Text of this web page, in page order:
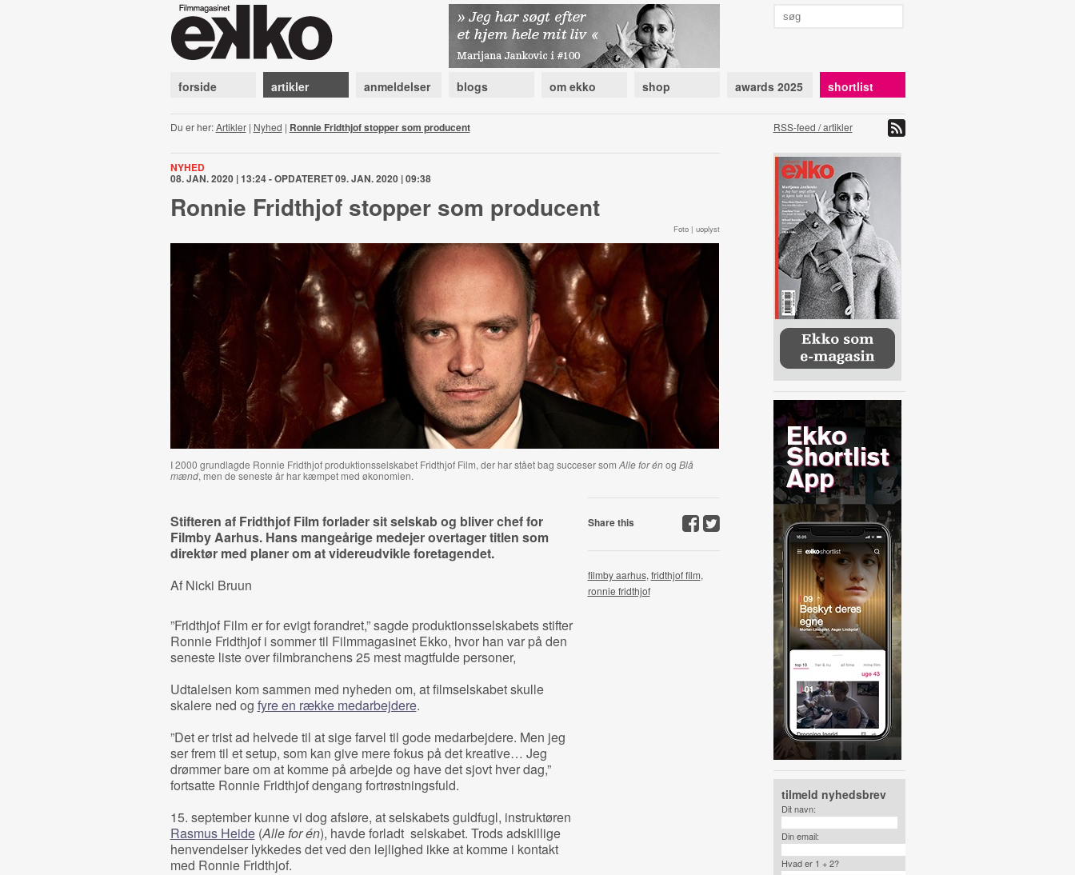
forside artikler anmeldelser blogs om ekko shop awards 2025 shortlist
Du er her:Artikler| Nyhed | Ronnie Fridthjof stopper som producent RSS-feed / artikler
NYHED
08. JAN. 2020 | 13:24 - OPDATERET 09. JAN. 2020 | 09:38
Ronnie Fridthjof stopper som producent
Foto | uoplyst
I 2000 grundlagde Ronnie Fridthjof produktionsselskabet Fridthjof Film, der har stået bag succeser som Alle for énog Blå
mænd, men de seneste år har kæmpet med økonomien.
Stifteren af Fridthjof Film forlader sit selskab og bliver chef for
Filmby Aarhus. Hans mangeårige medejer overtager titlen som
direktør med planer om at videreudvikle foretagendet.
Af Nicki Bruun
”Fridthjof Film er for evigt forandret,” sagde produktionsselskabets stifter
Ronnie Fridthjof i sommer til Filmmagasinet Ekko, hvor han var på den
seneste liste over filmbranchens 25 mest magtfulde personer,
Udtalelsen kom sammen med nyheden om, at filmselskabet skulle
skalere ned og fyre en række medarbejdere.
”Det er trist ad helvede til at sige farvel til gode medarbejdere. Men jeg
ser frem til et setup, som kan give mere fokus på det kreative… Jeg
drømmer bare om at komme på arbejde og have det sjovt hver dag,”
fortsatte Ronnie Fridthjof dengang fortrøstningsfuld.
15. september kunne vi dog afsløre, at selskabets guldfugl, instruktøren
Rasmus Heide(Alle for én), havde forladt selskabet. Trods adskillige
henvendelser lykkedes det ved den lejlighed ikke at komme i kontakt
med Ronnie Fridthjof.
Share this
filmby aarhus, fridthjof film,
ronnie fridthjof
tilmeld nyhedsbrev
Dit navn:
Din email:
Hvad er 1 + 2?